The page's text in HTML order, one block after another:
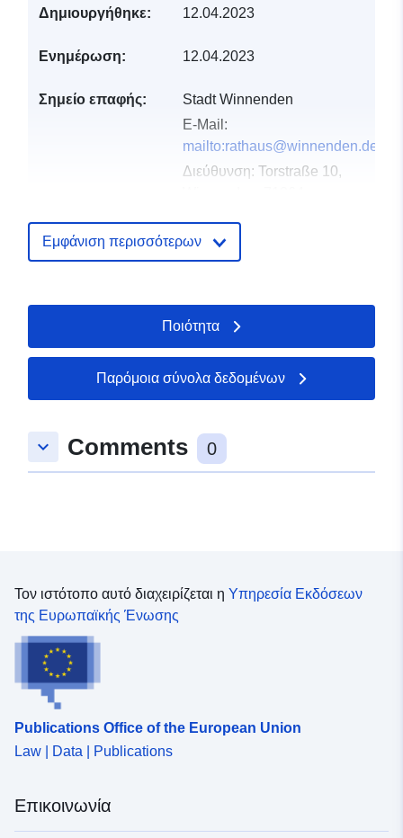
Δημιουργήθηκε: 12.04.2023
Ενημέρωση: 12.04.2023
Σημείο επαφής:
Stadt Winnenden
E-Mail:
mailto:rathaus@winnenden.de
Διεύθυνση: Torstraße 10,
Διεύθυνση URL:
http://www.winnenden.de
Αρχείο
Προστίθεται στο data.europa.eu:
February 2026
Επικαιροποιήθηκε στα
03 August 2026
9.4200552, 48.8742055 ], [
9.4218054, 48.8742055 ], [
uriRef:
http://data.europa.eu/88u/dataset/
Εμφάνιση περισσότερων
Ποιότητα
Παρόμοια σύνολα δεδομένων
keyboard_arrow_down Comments 0
Τον ιστότοπο αυτό διαχειρίζεται η Υπηρεσία Εκδόσεων
της Ευρωπαϊκής Ένωσης
Publications Office of the European Union
Law | Data | Publications
Επικοινωνία